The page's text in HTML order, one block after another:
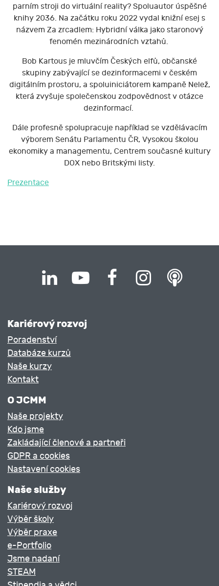
parním stroji do virtuální reality? Spoluautor úspěšné
knihy 2036. Na začátku roku 2022 vydal knižní esej s
názvem Za zrcadlem: Hybridní válka jako staronový
fenomén mezinárodních vztahů.
Bob Kartous je mluvčím Českých elfů, občanské
skupiny zabývající se dezinformacemi v českém
digitálním prostoru, a spoluiniciátorem kampaně Nelež,
která zvyšuje společenskou zodpovědnost v otázce
dezinformací.
Dále profesně spolupracuje například se vzdělávacím
výborem Senátu Parlamentu ČR, Vysokou školou
ekonomiky a managementu, Centrem současné kultury
DOX nebo Britskými listy.
Prezentace
Kariérový rozvoj
Poradenství
Databáze kurzů
Naše kurzy
Kontakt
O JCMM
Naše projekty
Kdo jsme
Zakládající členové a partneři
GDPR a cookies
Nastavení cookies
Naše služby
Kariérový rozvoj
Výběr školy
Výběr praxe
e-Portfolio
Jsme nadaní
STEAM